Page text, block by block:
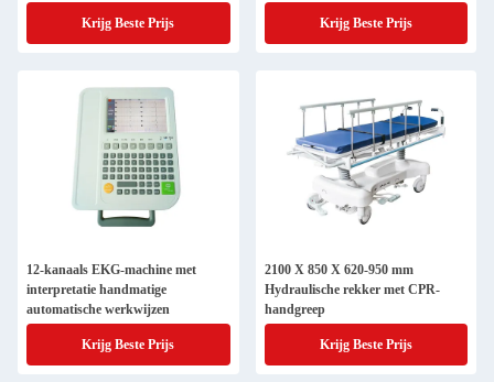
Krijg Beste Prijs Krijg Beste Prijs
12-kanaals EKG-machine met
interpretatie handmatige
automatische werkwijzen
Krijg Beste Prijs
2100 X 850 X 620-950 mm
Hydraulische rekker met CPR-
handgreep
Krijg Beste Prijs